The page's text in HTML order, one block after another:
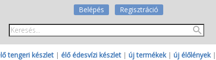
Belépés Regisztráció
tengeri készlet | élő édesvízi készlet | új termékek| új élőlények|